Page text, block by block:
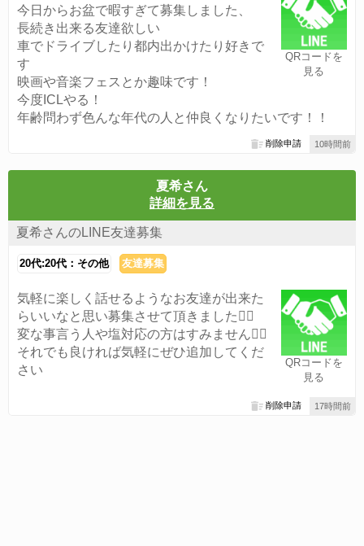
QRコードを
見る
今日からお盆で暇すぎて募集しました、
長続き出来る友達欲しい
車でドライブしたり都内出かけたり好きで
す
映画や音楽フェスとか趣味です！
今度ICLやる！
年齢問わず色んな年代の人と仲良くなりたいです！！
10時間前
削除申請
夏希さん
詳細を見る
夏希さんのLINE友達募集
20代:20代：その他 友達募集
QRコードを
見る
気軽に楽しく話せるようなお友達が出来た
らいいなと思い募集させて頂きました🙆‍♀️
変な事言う人や塩対応の方はすみません🙇‍♀️
それでも良ければ気軽にぜひ追加してくだ
さい
17時間前
削除申請